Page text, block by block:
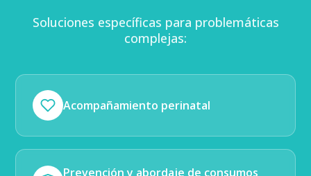
Soluciones específicas para problemáticas
complejas:
Acompañamiento perinatal
Prevención y abordaje de consumos